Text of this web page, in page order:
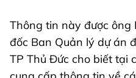
Thông tin này được ông
đốc Ban Quản lý dự án
TP Thủ Đức cho biết tại